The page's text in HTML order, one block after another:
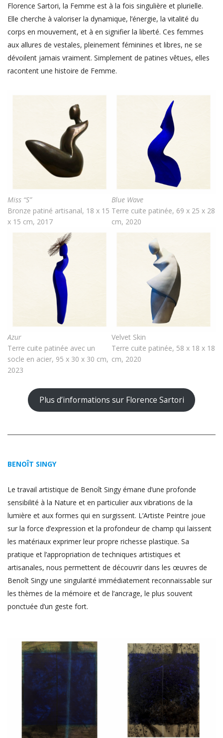
Florence Sartori, la Femme est à la fois singulière et plurielle.
Elle cherche à valoriser la dynamique, l’énergie, la vitalité du
corps en mouvement, et à en signifier la liberté. Ces femmes
aux allures de vestales, pleinement féminines et libres, ne se
dévoilent jamais vraiment. Simplement de patines vêtues, elles
racontent une histoire de Femme.
Miss “S”
Bronze patiné artisanal, 18 x 15
x 15 cm, 2017
Blue Wave
Terre cuite patinée, 69 x 25 x 28
cm, 2020
Azur
Terre cuite patinée avec un
socle en acier, 95 x 30 x 30 cm,
2023
Velvet Skin
Terre cuite patinée, 58 x 18 x 18
cm, 2020
Plus d’informations sur Florence Sartori
BENOÎT SINGY
Le travail artistique de Benoît Singy émane d’une profonde
sensibilité à la Nature et en particulier aux vibrations de la
lumière et aux formes qui en surgissent. L’Artiste Peintre joue
sur la force d’expression et la profondeur de champ qui laissent
les matériaux exprimer leur propre richesse plastique. Sa
pratique et l’appropriation de techniques artistiques et
artisanales, nous permettent de découvrir dans les œuvres de
Benoît Singy une singularité immédiatement reconnaissable sur
les thèmes de la mémoire et de l’ancrage, le plus souvent
ponctuée d’un geste fort.